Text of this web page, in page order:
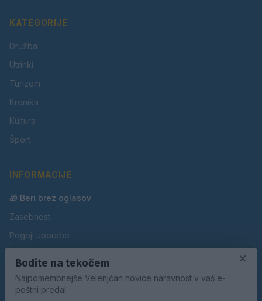
KATEGORIJE
Družba
Utrinki
Turizem
Kronika
Kultura
Šport
INFORMACIJE
🎁 Beri brez oglasov
Zasebnost
Pogoji uporabe
Oglaševanje
Kontakt
×
Bodite na tekočem
Najpomembnejše Velenjčan novice naravnost v vaš e-
poštni predal.